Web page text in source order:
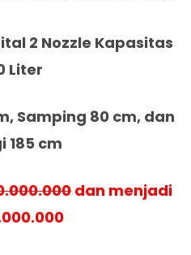
2 Nozzle Kapasitas
Liter
Samping 80 cm, dan
185 cm
dan menjadi